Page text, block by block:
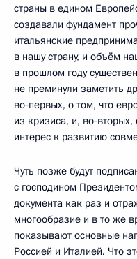
страны в едином
создавали фундамент
итальянские
в нашу страну, и объём
в прошлом году
не преминули заметить
во‑первых, о том, что
из кризиса, и,
интерес к развитию
Чуть позже будут
с господином
документа как раз и
многообразие и в то же
показывают основные
Россией и Италией. Что